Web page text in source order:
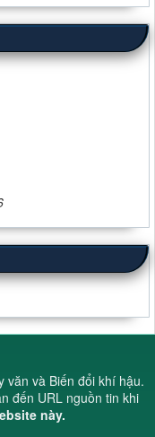
văn và Biến đổi khí hậu.
đến URL nguồn tin khi
này.